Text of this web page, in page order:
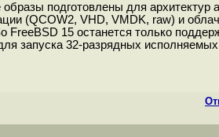
подготовлены для архитектур
(QCOW2, VHD, VMDK, raw) и
15 останется только
запуска 32-разрядных